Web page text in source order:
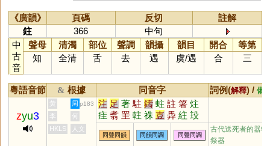
《廣韻》 頁碼 反切
註解
鉒
366
中句
中
古
音
聲母 清濁 部位 聲調 韻攝 韻目 開合
等第
知
全清 舌 去 遇 虞/遇 合 三
粵語音節 & 根據 同音字 詞例(解釋) / 備
zyu3
黃 周 p183 注 足 著 駐 鑄 蛀 註 箸 炷
疰 翥 罜 軴 祩 壴 馵 紸 殶
李
何
HKLS
人文
同聲同韻 同韻同調 同聲同調
古代送死者的器物;
祭器